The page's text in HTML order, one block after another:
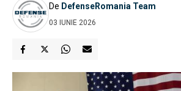
De DefenseRomania Team
03 IUNIE 2026